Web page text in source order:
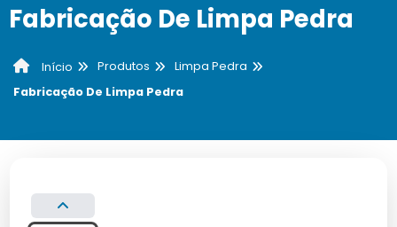
Fabricação De Limpa Pedra
Início Produtos
Limpa Pedra
Fabricação De Limpa Pedra